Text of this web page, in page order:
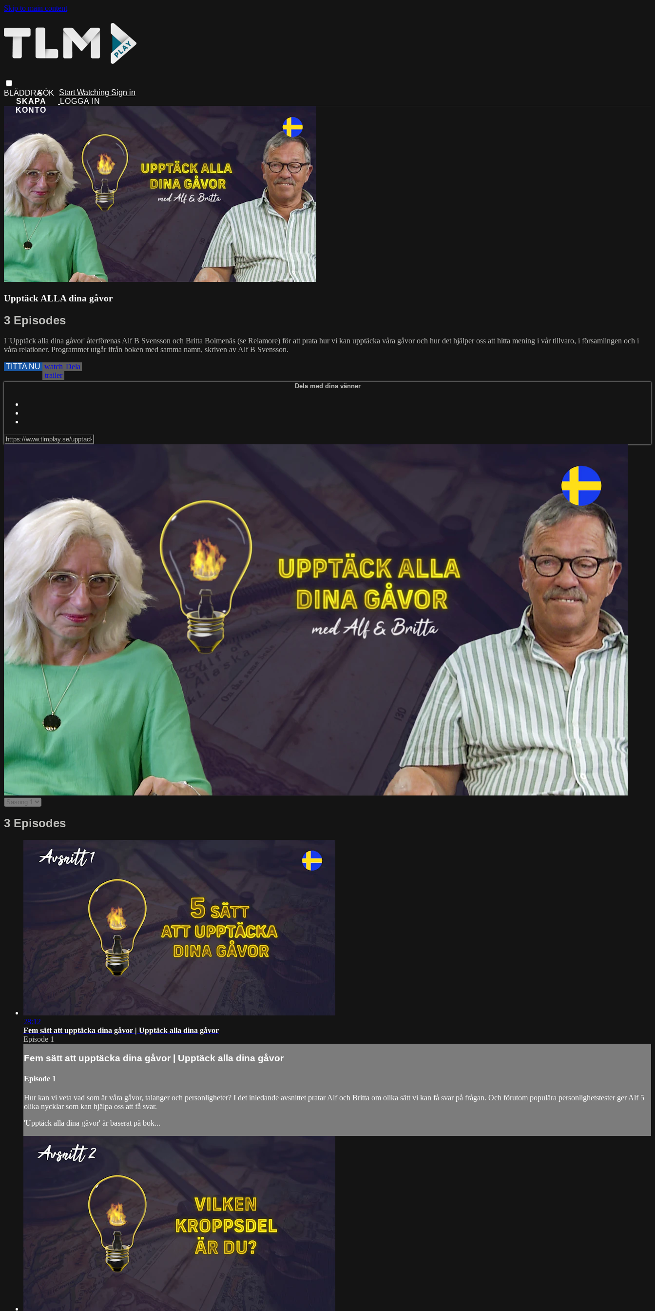
Skip to main content
Start Watching Sign in
Upptäck ALLA dina gåvor
3 Episodes
I 'Upptäck alla dina gåvor' återförenas Alf B Svensson och Britta Bolmenäs (se Relamore) för att prata hur vi kan upptäcka våra gåvor och hur det hjälper oss att hitta mening i vår tillvaro, i församlingen och i
våra relationer. Programmet utgår ifrån boken med samma namn, skriven av Alf B Svensson.
3 Episodes
28:12
Fem sätt att upptäcka dina gåvor | Upptäck alla dina gåvor
Episode 1
Fem sätt att upptäcka dina gåvor | Upptäck alla dina gåvor
Episode 1
Hur kan vi veta vad som är våra gåvor, talanger och personligheter? I det inledande avsnittet pratar Alf och Britta om olika sätt vi kan få svar på frågan. Och förutom populära personlighetstester ger Alf 5
olika nycklar som kan hjälpa oss att få svar.
'Upptäck alla dina gåvor' är baserat på bok...